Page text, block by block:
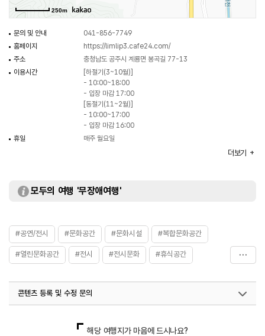
250m
문의 및 안내
041-856-7749
홈페이지
https://limlip3.cafe24.com/
주소
충청남도 공주시 계룡면 봉곡길 77-13
이용시간
[하절기(3~10월)]
- 10:00~18:00
- 입장 마감 17:00
[동절기(11~2월)]
- 10:00~17:00
- 입장 마감 16:00
휴일
매주 월요일
이용요금
[개인]
[단체 (20인 이상)]
- 성인 9,000원
- 청소년, 유아, 장애인, 군인 4,000원
체험프로그램
도예체험 / 그리기 꾸미기 체험
더보기
모두의 여행 '무장애여행'
#공연/전시 #문화공간 #문화시설 #복합문화공간
#열린문화공간 #전시 #전시문화 #휴식공간
콘텐츠 등록 및 수정 문의
해당 여행지가 마음에 드시나요?